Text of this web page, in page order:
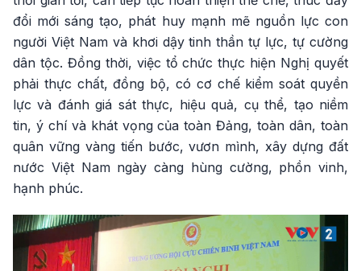
đổi mới sáng tạo, phát huy mạnh mẽ nguồn lực con
người Việt Nam và khơi dậy tinh thần tự lực, tự cường
dân tộc. Đồng thời, việc tổ chức thực hiện Nghị quyết
phải thực chất, đồng bộ, có cơ chế kiểm soát quyền
lực và đánh giá sát thực, hiệu quả, cụ thể, tạo niềm
tin, ý chí và khát vọng của toàn Đảng, toàn dân, toàn
quân vững vàng tiến bước, vươn mình, xây dựng đất
nước Việt Nam ngày càng hùng cường, phồn vinh,
hạnh phúc.